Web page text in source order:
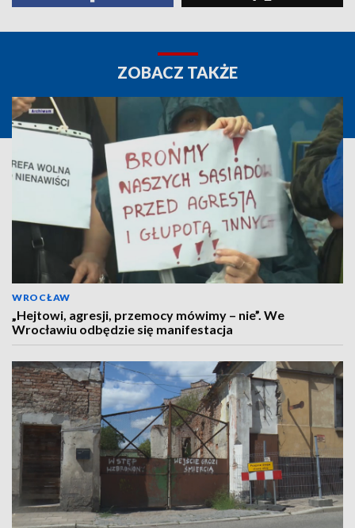
ZOBACZ TAKŻE
WROCŁAW
„Hejtowi, agresji, przemocy mówimy – nie”. We
Wrocławiu odbędzie się manifestacja